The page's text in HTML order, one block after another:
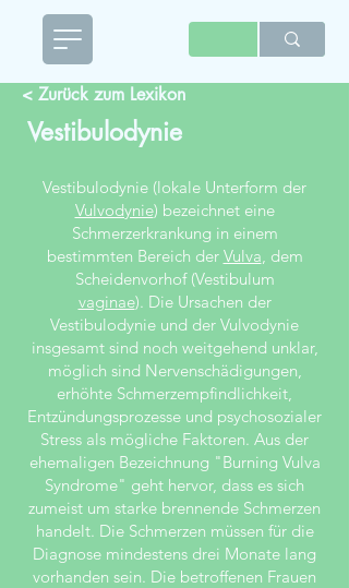
< Zurück zum Lexikon
Vestibulodynie
Vestibulodynie (lokale Unterform der
Vulvodynie) bezeichnet eine
Schmerzerkrankung in einem
bestimmten Bereich der Vulva, dem
Scheidenvorhof (Vestibulum
vaginae). Die Ursachen der
Vestibulodynie und der Vulvodynie
insgesamt sind noch weitgehend unklar,
möglich sind Nervenschädigungen,
erhöhte Schmerzempfindlichkeit,
Entzündungsprozesse und psychosozialer
Stress als mögliche Faktoren. Aus der
ehemaligen Bezeichnung "Burning Vulva
Syndrome" geht hervor, dass es sich
zumeist um starke brennende Schmerzen
handelt. Die Schmerzen müssen für die
Diagnose mindestens drei Monate lang
vorhanden sein. Die betroffenen Frauen